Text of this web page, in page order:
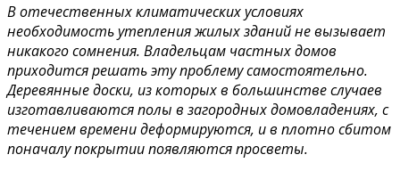
В отечественных климатических условиях
необходимость утепления жилых зданий не вызывает
никакого сомнения. Владельцам частных домов
приходится решать эту проблему самостоятельно.
Деревянные доски, из которых в большинстве случаев
изготавливаются полы в загородных домовладениях, с
течением времени деформируются, и в плотно сбитом
поначалу покрытии появляются просветы.